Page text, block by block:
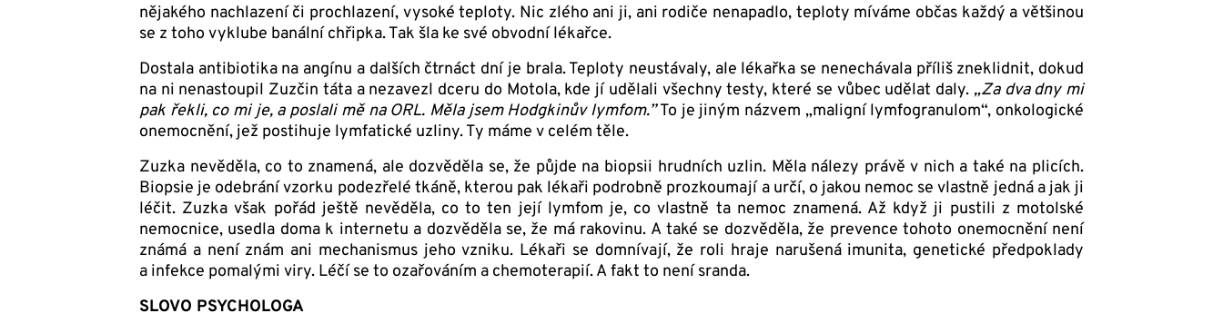
nějakého nachlazení či prochlazení, vysoké teploty. Nic zlého ani ji, ani rodiče nenapadlo, teploty míváme občas každý a většinou
se z toho vyklube banální chřipka. Tak šla ke své obvodní lékařce.
Dostala antibiotika na angínu a dalších čtrnáct dní je brala. Teploty neustávaly, ale lékařka se nenechávala příliš zneklidnit, dokud
na ni nenastoupil Zuzčin táta a nezavezl dceru do Motola, kde jí udělali všechny testy, které se vůbec udělat daly. „Za dva dny mi
pak řekli, co mi je, a poslali mě na ORL. Měla jsem Hodgkinův lymfom.”To je jiným názvem „maligní lymfogranulom“, onkologické
onemocnění, jež postihuje lymfatické uzliny. Ty máme v celém těle.
Zuzka nevěděla, co to znamená, ale dozvěděla se, že půjde na bio­psii hrudních uzlin. Měla nálezy právě v nich a také na plicích.
Bio­psie je odebrání vzorku podezřelé tkáně, kterou pak lékaři podrobně prozkoumají a určí, o jakou nemoc se vlastně jedná a jak ji
léčit. Zuzka však pořád ještě nevěděla, co to ten její lymfom je, co vlastně ta nemoc znamená. Až když ji pustili z motolské
nemocnice, usedla doma k internetu a dozvěděla se, že má rakovinu. A také se dozvěděla, že prevence tohoto onemocnění není
známá a není znám ani mechanismus jeho vzniku. Lékaři se domnívají, že roli hraje narušená imunita, genetické předpoklady
a infekce pomalými viry. Léčí se to ozařováním a chemoterapií. A fakt to není sranda.
SLOVO PSYCHOLOGA